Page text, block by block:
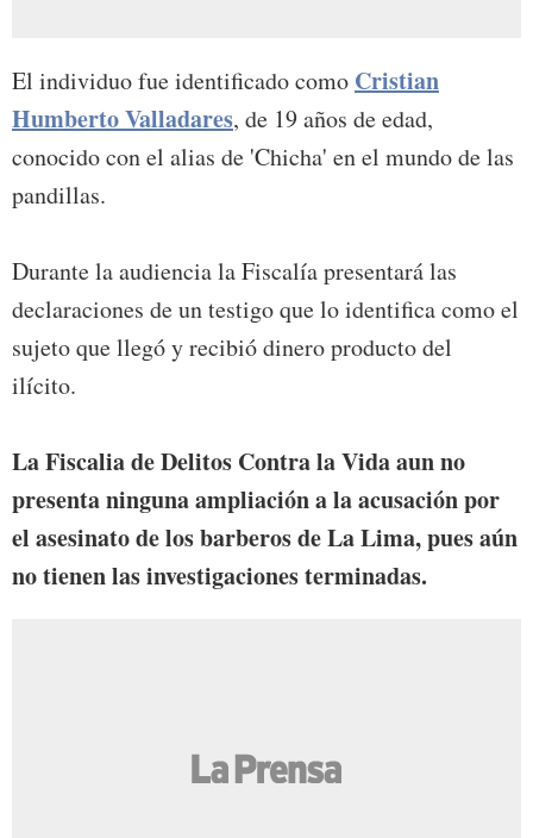
El individuo fue identificado como Cristian
Humberto Valladares, de 19 años de edad,
conocido con el alias de 'Chicha' en el mundo de las
pandillas.
Durante la audiencia la Fiscalía presentará las
declaraciones de un testigo que lo identifica como el
sujeto que llegó y recibió dinero producto del
ilícito.
La Fiscalia de Delitos Contra la Vida aun no
presenta ninguna ampliación a la acusación por
el asesinato de los barberos de La Lima, pues aún
no tienen las investigaciones terminadas.